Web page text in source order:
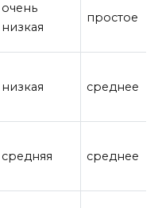
очень
низкая
простое
низкая среднее
средняя среднее